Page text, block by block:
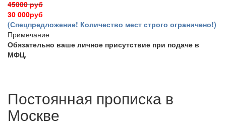
45000 руб
30 000руб
(Спецпредложение! Количество мест строго ограничено!)
Примечание
Обязательно ваше личное присутствие при подаче в
МФЦ.
Постоянная прописка в
Москве